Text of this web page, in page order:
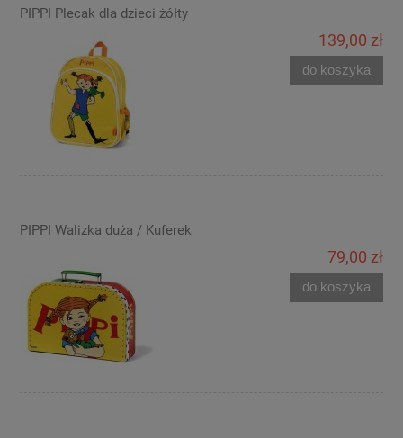
PIPPI Plecak dla dzieci żółty
139,00 zł
do koszyka
PIPPI Walizka duża / Kuferek
79,00 zł
do koszyka